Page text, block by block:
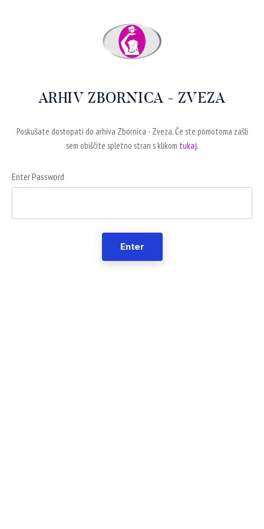
ARHIV ZBORNICA - ZVEZA
Poskušate dostopati do arhiva Zbornica - Zveza. Če ste pomotoma zašli
sem obiščite spletno stran s klikom tukaj.
Enter Password
Enter